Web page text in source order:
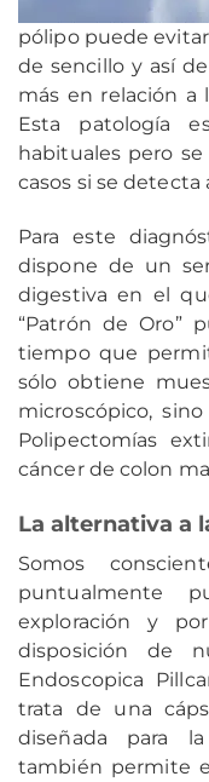
pólipo puede
de sencillo y así
más en relación a
Esta patología
habituales pero
casos si se detecta
Para este
dispone de un
digestiva en el
“Patrón de Oro”
tiempo que
sólo obtiene
microscópico,
Polipectomías
cáncer de colon
La alternativa a
Somos
puntualmente
exploración y
disposición de
Endoscopica
trata de una
diseñada para
también permite